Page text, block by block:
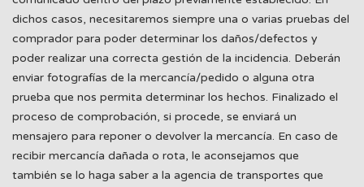
dichos casos, necesitaremos siempre una o varias pruebas del
comprador para poder determinar los daños/defectos y
poder realizar una correcta gestión de la incidencia. Deberán
enviar fotografías de la mercancía/pedido o alguna otra
prueba que nos permita determinar los hechos. Finalizado el
proceso de comprobación, si procede, se enviará un
mensajero para reponer o devolver la mercancía. En caso de
recibir mercancía dañada o rota, le aconsejamos que
también se lo haga saber a la agencia de transportes que